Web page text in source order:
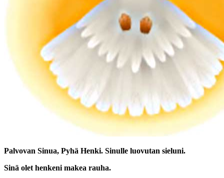
Palvovan Sinua, Pyhä Henki. Sinulle luovutan sieluni.
Sinä olet henkeni makea rauha.